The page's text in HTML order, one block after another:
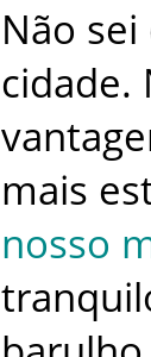
Não sei
cidade.
mais
nosso